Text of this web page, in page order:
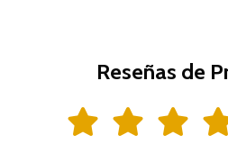
Reseñas de